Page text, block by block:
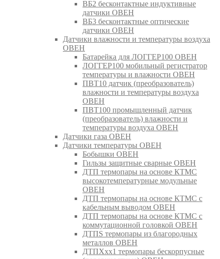
ВБ2 бесконтактные индуктивные
датчики ОВЕН
ВБ3 бесконтактные оптические
датчики ОВЕН
Датчики влажности и температуры воздуха
ОВЕН
Батарейка для ЛОГГЕР100 ОВЕН
ЛОГГЕР100 мобильный регистратор
температуры и влажности ОВЕН
ПВТ10 датчик (преобразователь)
влажности и температуры воздуха
ОВЕН
ПВТ100 промышленный датчик
(преобразователь) влажности и
температуры воздуха ОВЕН
Датчики газа ОВЕН
Датчики температуры ОВЕН
Бобышки ОВЕН
Гильзы защитные сварные ОВЕН
ДТП термопары на основе КТМС
высокотемпературные модульные
ОВЕН
ДТП термопары на основе КТМС с
кабельным выводом ОВЕН
ДТП термопары на основе КТМС с
коммутационной головкой ОВЕН
ДТПS термопары из благородных
металлов ОВЕН
ДТПХхх1 термопары бескорпусные